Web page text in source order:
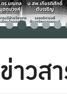
ข่าวส